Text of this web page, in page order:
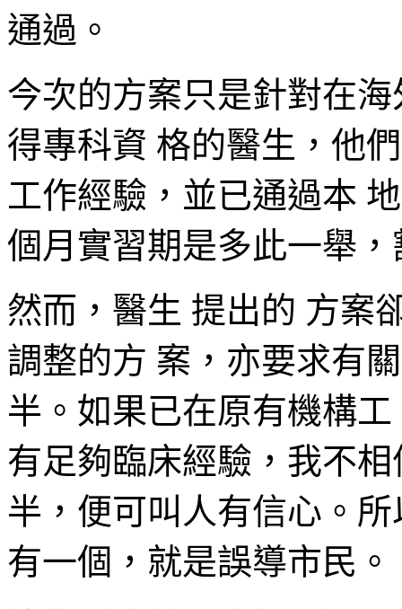
通過。
今次的方案只是針對在
得專科資 格的醫生，他
工作經驗，並已通過本
個月實習期是多此一舉
然而，醫生 提出的 方案
調整的方 案，亦要求有
半。如果已在原有機構
有足夠臨床經驗，我不
半，便可叫人有信心。
有一個，就是誤導市民。